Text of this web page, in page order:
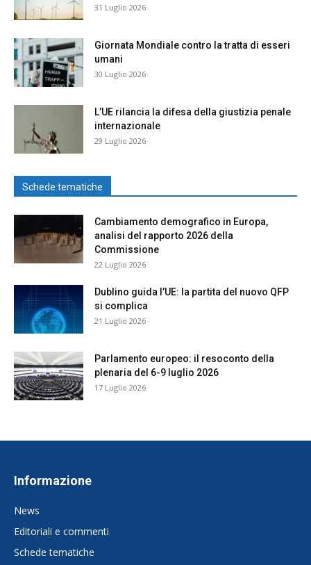
31 Luglio 2026
Giornata Mondiale contro la tratta di esseri
umani
30 Luglio 2026
L’UE rilancia la difesa della giustizia penale
internazionale
29 Luglio 2026
Schede tematiche
Cambiamento demografico in Europa,
analisi del rapporto 2026 della
Commissione
22 Luglio 2026
Dublino guida l’UE: la partita del nuovo QFP
si complica
21 Luglio 2026
Parlamento europeo: il resoconto della
plenaria del 6-9 luglio 2026
17 Luglio 2026
Informazione
News
Editoriali e commenti
Schede tematiche